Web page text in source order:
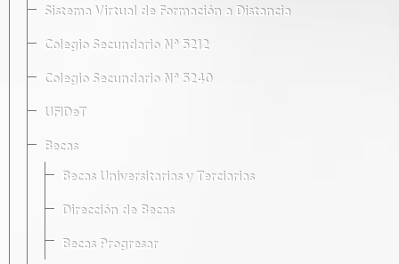
Sistema Virtual de Formación a Distancia
Colegio Secundario Nº 5212
Colegio Secundario Nº 5240
UFIDeT
Becas
Becas Universitarias y Terciarias
Dirección de Becas
Becas Progresar